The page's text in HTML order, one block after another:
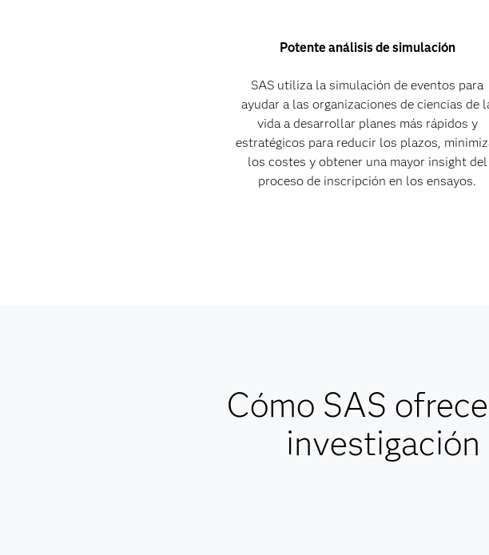
Potente análisis de simulación
SAS utiliza la simulación de eventos para
ayudar a las organizaciones de ciencias de
vida a desarrollar planes más rápidos y
estratégicos para reducir los plazos,
los costes y obtener una mayor insight del
proceso de inscripción en los ensayos.
Cómo SAS